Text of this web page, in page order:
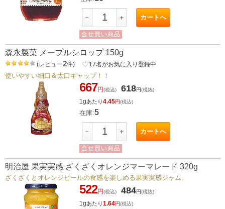
－ ＋ カートへ
合せ買い商品
森永製菓 メープルシロップ 150g
(レビュー2件) favorite_border17名がお気に入り登録中
使いやすい細口＆太口キャップ！！
667円(税込) 618円(税抜)
1gあたり4.45円(税込)
在庫:5
－ ＋ カートへ
合せ買い商品
明治屋 果実実感 ざくざくオレンジマーマレード 320g
ざくざくとオレンジピールの食感を楽しめる果実実感ジャム。
522円(税込) 484円(税抜)
1gあたり1.64円(税込)